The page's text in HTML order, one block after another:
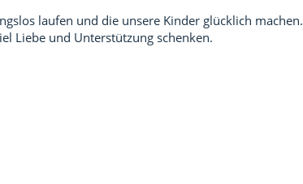
laufen und die unsere Kinder glücklich machen.
Liebe und Unterstützung schenken.